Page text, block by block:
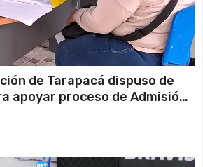
de Tarapacá dispuso de
apoyar proceso de Admisión